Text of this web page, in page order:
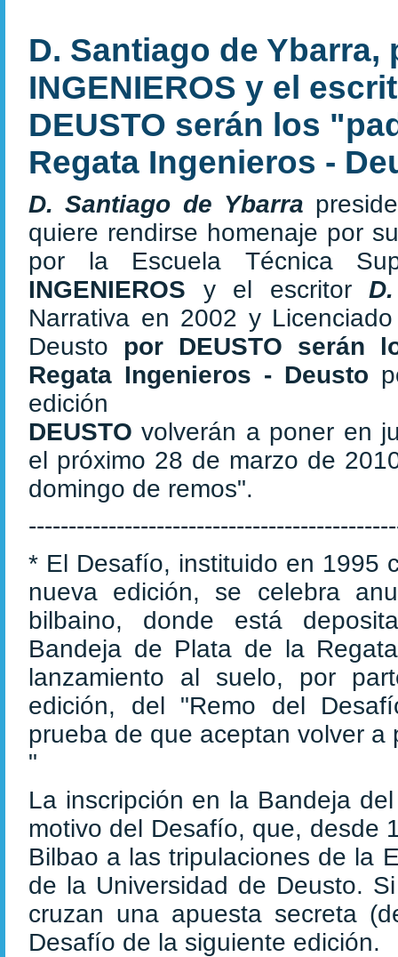
D. Santiago de
INGENIEROS y el
DEUSTO serán los
Regata Ingenieros -
D. Santiago de Ybarra
quiere rendirse homenaje por
por la Escuela Técnica
INGENIEROS y el escritor
Narrativa en 2002 y
Deusto por DEUSTO serán
Regata Ingenieros - Deusto
edición
DEUSTOvolverán a poner en
el próximo 28 de marzo de
domingo de remos".
* El Desafío, instituido en 1995
nueva edición, se celebra
bilbaino, donde está
Bandeja de Plata de la
lanzamiento al suelo, por
edición, del "Remo del
prueba de que aceptan volver
"
La inscripción en la Bandeja
motivo del Desafío, que, desde
Bilbao a las tripulaciones de la
de la Universidad de Deusto.
cruzan una apuesta secreta
Desafío de la siguiente edición.